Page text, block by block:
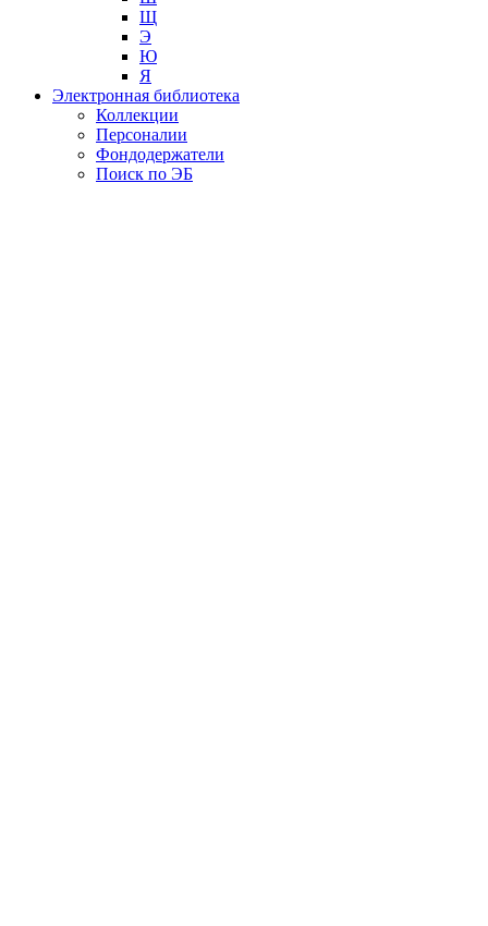
Щ
Э
Ю
Я
Электронная библиотека
Коллекции
Персоналии
Фондодержатели
Поиск по ЭБ